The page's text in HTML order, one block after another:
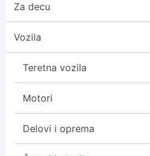
Za decu
Vozila
Teretna vozila
Motori
Delovi i oprema